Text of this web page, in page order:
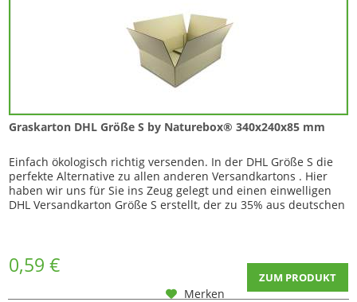
Graskarton DHL Größe S by Naturebox® 340x240x85 mm
Einfach ökologisch richtig versenden. In der DHL Größe S die
perfekte Alternative zu allen anderen Versandkartons . Hier
haben wir uns für Sie ins Zeug gelegt und einen einwelligen
DHL Versandkarton Größe S erstellt, der zu 35% aus deutschen
0,59 € ZUM PRODUKT
Merken